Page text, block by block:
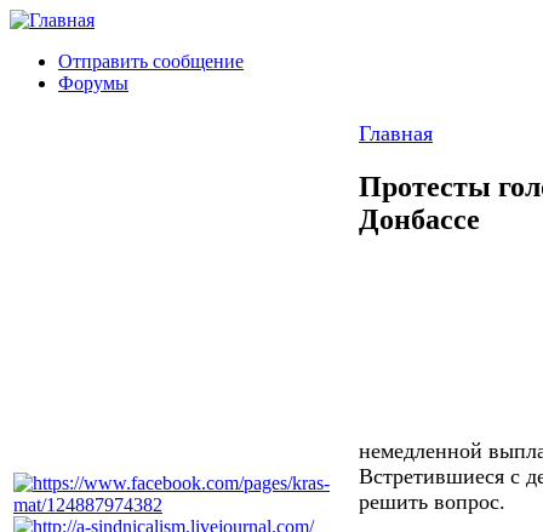
Отправить сообщение
Форумы
Главная
Протесты
Донбассе
немедленной
Встретившиеся с
решить вопрос.